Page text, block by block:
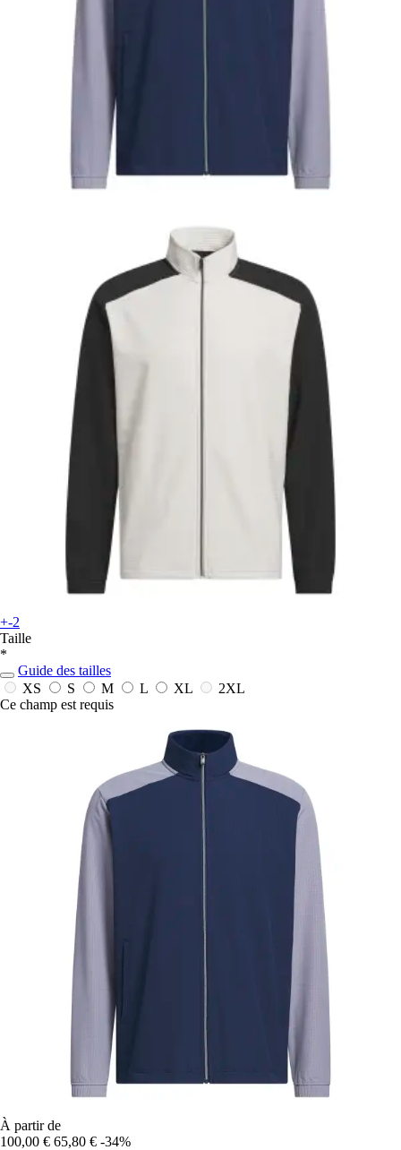
+-2
Taille
*
Guide des tailles
XS
S M L XL
2XL
Ce champ est requis
À partir de
100,00 € 65,80 € -34%